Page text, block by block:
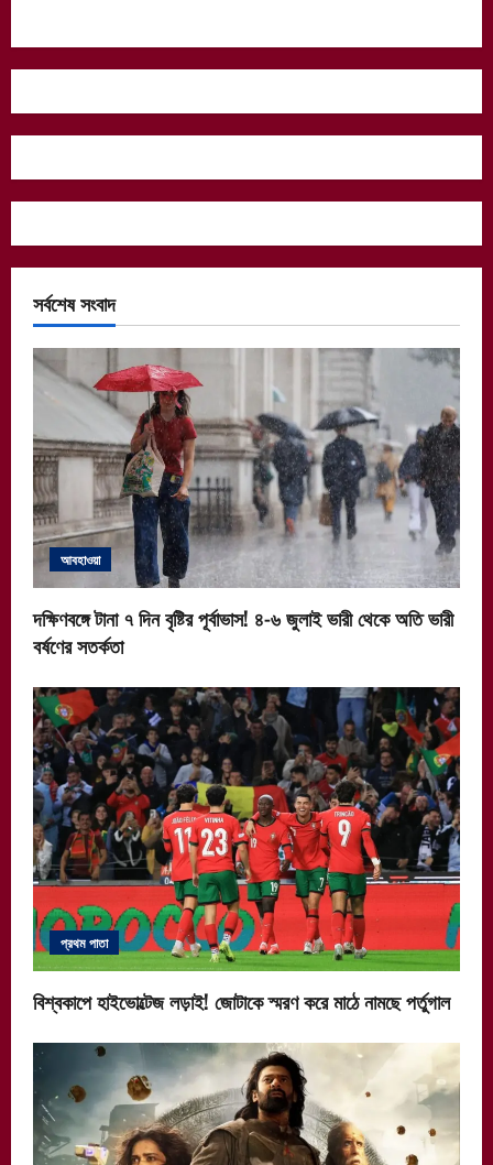
সর্বশেষ সংবাদ
আবহাওয়া
দক্ষিণবঙ্গে টানা ৭ দিন বৃষ্টির পূর্বাভাস! ৪-৬ জুলাই ভারী থেকে অতি ভারী
বর্ষণের সতর্কতা
প্রথম পাতা
বিশ্বকাপে হাইভোল্টেজ লড়াই! জোটাকে স্মরণ করে মাঠে নামছে পর্তুগাল